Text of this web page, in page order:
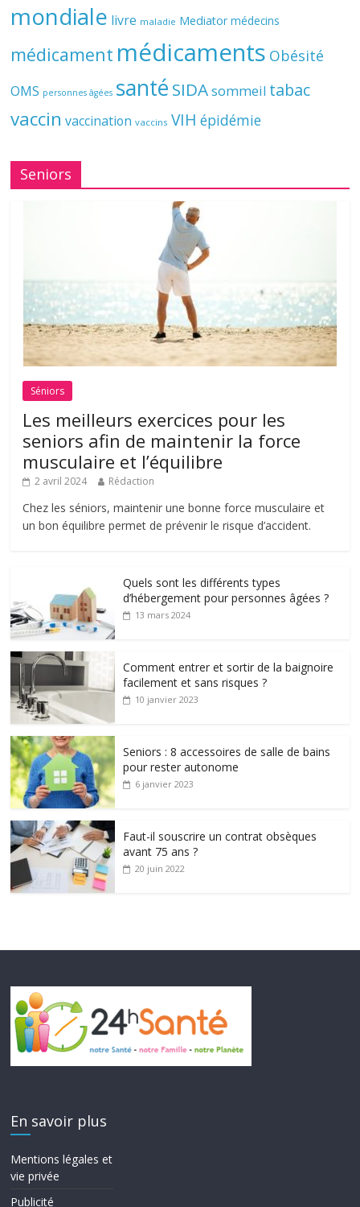
mondiale livre maladie Mediator médecins
médicament médicaments Obésité
OMS personnes âgées santé SIDAsommeil tabac
vaccin vaccination vaccins VIH épidémie
Seniors
Séniors
Les meilleurs exercices pour les
seniors afin de maintenir la force
musculaire et l’équilibre
2 avril 2024 Rédaction
Chez les séniors, maintenir une bonne force musculaire et
un bon équilibre permet de prévenir le risque d’accident.
Quels sont les différents types
d’hébergement pour personnes âgées ?
13 mars 2024
Comment entrer et sortir de la baignoire
facilement et sans risques ?
10 janvier 2023
Seniors : 8 accessoires de salle de bains
pour rester autonome
6 janvier 2023
Faut-il souscrire un contrat obsèques
avant 75 ans ?
20 juin 2022
En savoir plus
Mentions légales et
vie privée
Publicité